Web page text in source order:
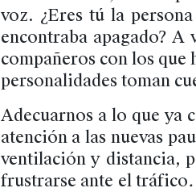
voz. ¿Eres tú la
encontraba apagado? A
compañeros con los
personalidades toman
Adecuarnos a lo que ya
atención a las nuevas
ventilación y distancia,
frustrarse ante el tráfico.